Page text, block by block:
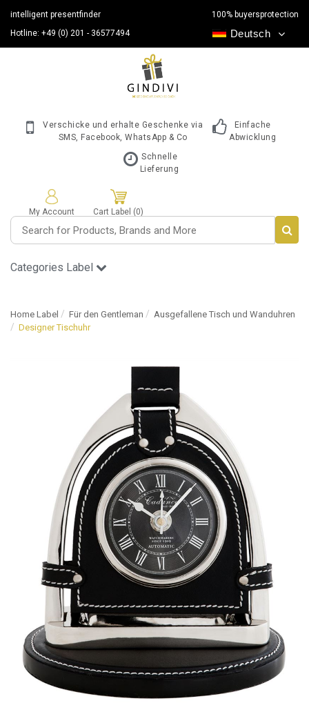
intelligent presentfinder
100% buyersprotection
Hotline: +49 (0) 201 - 36577494
Deutsch
Verschicke und erhalte Geschenke via
SMS, Facebook, WhatsApp & Co
Einfache
Abwicklung
Schnelle
Lieferung
My Account Cart Label (0)
Categories Label
Home Label Für den Gentleman
Ausgefallene Tisch und Wanduhren
Designer Tischuhr